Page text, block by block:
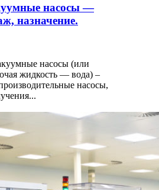
насосы —
назначение.
насосы (или
жидкость — вода) –
насосы,